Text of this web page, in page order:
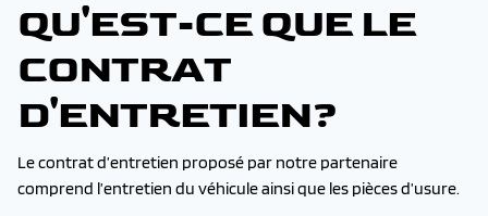
QU'EST-CE QUE LE
CONTRAT
D'ENTRETIEN?
Le contrat d’entretien proposé par notre partenaire
comprend l’entretien du véhicule ainsi que les pièces d’usure.